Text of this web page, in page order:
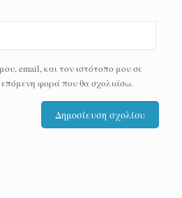
email, και τον ιστότοπο μου σε
φορά που θα σχολιάσω.